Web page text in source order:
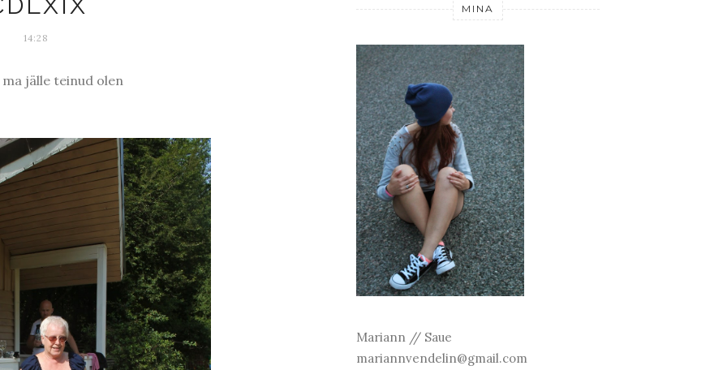
14:28
ma jälle teinud olen
MINA
Mariann // Saue
mariannvendelin@gmail.com